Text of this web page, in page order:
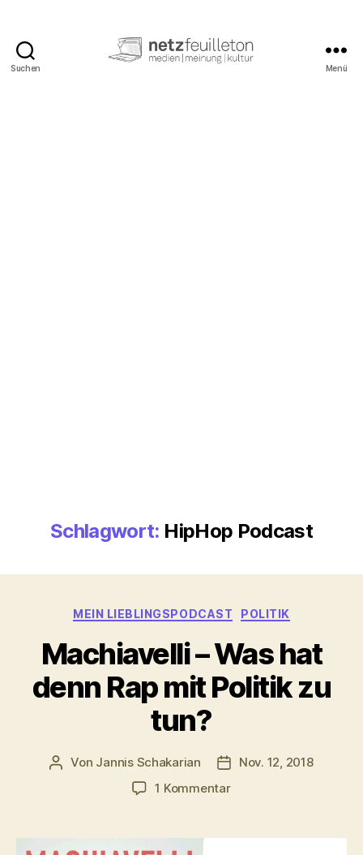
Suchen Menü
Schlagwort: HipHop Podcast
Kategorien
MEIN LIEBLINGSPODCAST POLITIK
Machiavelli – Was hat
denn Rap mit Politik zu
tun?
Beitragsautor
Von Jannis Schakarian
Nov. 12, 2018
1 Kommentarzu
Was